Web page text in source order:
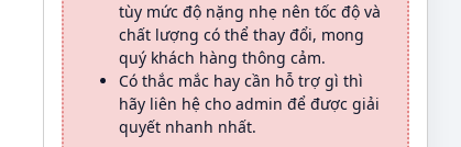
tùy mức độ nặng nhẹ nên tốc độ và
chất lượng có thể thay đổi, mong
quý khách hàng thông cảm.
Có thắc mắc hay cần hỗ trợ gì thì
hãy liên hệ cho admin để được giải
quyết nhanh nhất.